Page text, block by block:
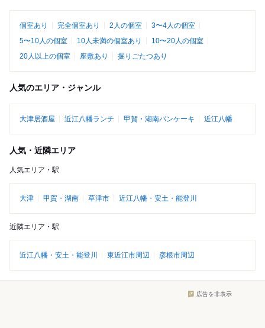
個室あり 完全個室あり 2人の個室
3〜4人の個室
5〜10人の個室
10人未満の個室あり
10〜20人の個室
20人以上の個室
座敷あり 掘りごたつあり
人気のエリア・ジャンル
大津居酒屋 近江八幡ランチ 甲賀・湖南パンケーキ 近江八幡
人気・近隣エリア
人気エリア・駅
大津 甲賀・湖南 草津市 近江八幡・安土・能登川
近隣エリア・駅
近江八幡・安土・能登川 東近江市周辺 彦根市周辺
広告を非表示